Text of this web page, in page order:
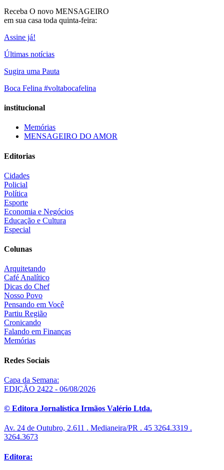
Receba O novo MENSAGEIRO
em sua casa toda quinta-feira:
Assine já!
Últimas notícias
Sugira uma Pauta
Boca Felina #voltabocafelina
institucional
Memórias
MENSAGEIRO DO AMOR
Editorias
Cidades
Policial
Política
Esporte
Economia e Negócios
Educação e Cultura
Especial
Colunas
Arquitetando
Café Analítico
Dicas do Chef
Nosso Povo
Pensando em Você
Partiu Região
Cronicando
Falando em Finanças
Memórias
Redes Sociais
Capa da Semana:
EDIÇÃO 2422 - 06/08/2026
© Editora Jornalística Irmãos Valério Ltda.
Av. 24 de Outubro, 2.611 . Medianeira/PR . 45 3264.3319 .
3264.3673
Editora: